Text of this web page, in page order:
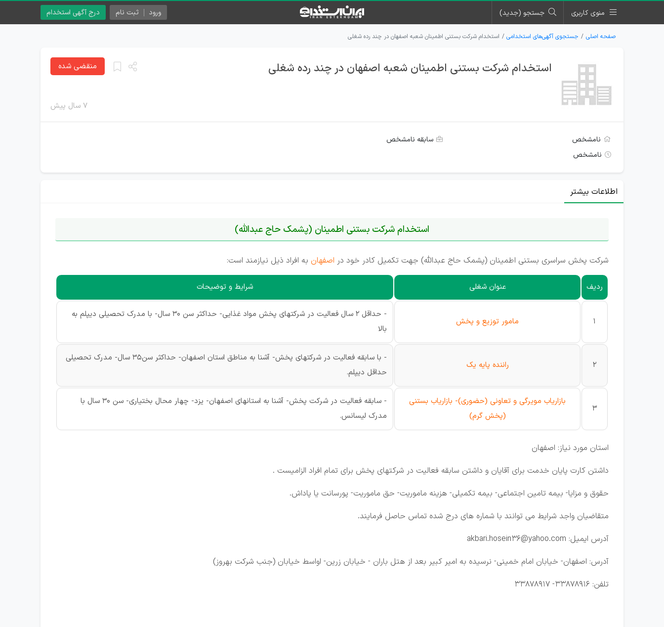
منوی کاربری جستجو (جدید) درج آگهی استخدام ورود ثبت نام
صفحه اصلی جستجوی آگهی‌های استخدامی استخدام شرکت بستنی اطمینان شعبه اصفهان در چند رده شغلی
استخدام شرکت بستنی اطمینان شعبه اصفهان در چند رده شغلی
۷ سال پیش
منقضی شده
نامشخص
سابقه نامشخص
نامشخص
اطلاعات بیشتر
استخدام شرکت بستنی اطمینان (پشمک حاج عبدالله)
شرکت پخش سراسری بستنی اطمینان (پشمک حاج عبدالله) جهت تکمیل کادر خود در اصفهان به افراد ذیل نیازمند است:
ردیف عنوان شغلی شرایط و توضیحات
1 مامور توزیع و پخش
- حداقل 2 سال فعالیت در شرکتهای پخش مواد غذایی- حداکثر سن 30 سال- با مدرک تحصیلی دیپلم به
بالا
2 راننده پایه یک
- با سابقه فعالیت در شرکتهای پخش- آشنا به مناطق استان اصفهان- حداکثر سن35 سال- مدرک تحصیلی
حداقل دیپلم.
3
بازاریاب مویرگی و تعاونی (حضوری)- بازاریاب بستنی
(پخش گرم)
- سابقه فعالیت در شرکت پخش- آشنا به استانهای اصفهان- یزد- چهار محال بختیاری- سن 30 سال با
مدرک لیسانس.
استان مورد نیاز: اصفهان
داشتن کارت پایان خدمت برای آقایان و داشتن سابقه فعالیت در شرکتهای پخش برای تمام افراد الزامیست .
حقوق و مزایا- بیمه تامین اجتماعی- بیمه تکمیلی- هزینه ماموریت- حق ماموریت- پورسانت یا پاداش.
متقاضیان واجد شرایط می توانند با شماره های درج شده تماس حاصل فرمایند.
آدرس ایمیل: akbari.hosein36@yahoo.com
آدرس: اصفهان- خیابان امام خمینی- نرسیده به امیر کبیر بعد از هتل باران - خیابان زرین- اواسط خیابان (جنب شرکت بهروز)
تلفن: 33878916- 33878917